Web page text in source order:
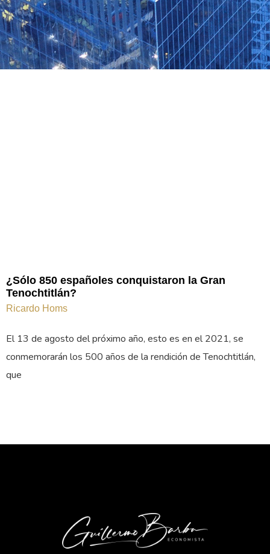
¿Sólo 850 españoles conquistaron la Gran
Tenochtitlán?
Ricardo Homs
El 13 de agosto del próximo año, esto es en el 2021, se
conmemorarán los 500 años de la rendición de Tenochtitlán,
que